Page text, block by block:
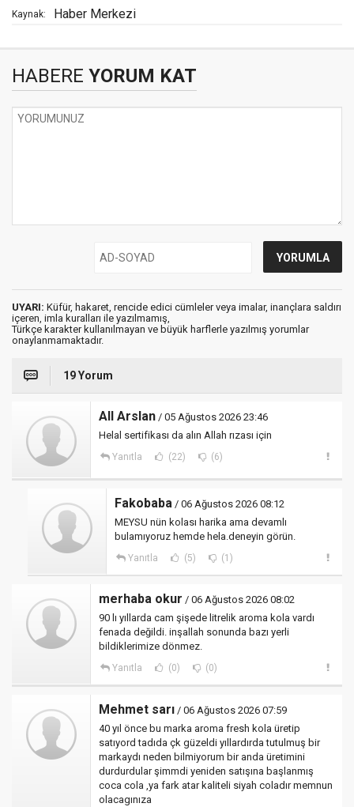
Kaynak: Haber Merkezi
HABERE YORUM KAT
UYARI: Küfür, hakaret, rencide edici cümleler veya imalar, inançlara saldırı
içeren, imla kuralları ile yazılmamış,
Türkçe karakter kullanılmayan ve büyük harflerle yazılmış yorumlar
onaylanmamaktadır.
19 Yorum
All Arslan / 05 Ağustos 2026 23:46
Helal sertifikası da alın Allah rızası için
Yanıtla (22) (6)
Fakobaba / 06 Ağustos 2026 08:12
MEYSU nün kolası harika ama devamlı
bulamıyoruz hemde hela.deneyin görün.
Yanıtla (5) (1)
merhaba okur / 06 Ağustos 2026 08:02
90 lı yıllarda cam şişede litrelik aroma kola vardı
fenada değildi. inşallah sonunda bazı yerli
bildiklerimize dönmez.
Yanıtla (0) (0)
Mehmet sarı / 06 Ağustos 2026 07:59
40 yıl önce bu marka aroma fresh kola üretip
satıyord tadıda çk güzeldi yıllardırda tutulmuş bir
markaydı neden bilmiyorum bir anda üretimini
durdurdular şimmdi yeniden satışına başlanmış
coca cola ,ya fark atar kaliteli siyah coladır memnun
olacagınıza